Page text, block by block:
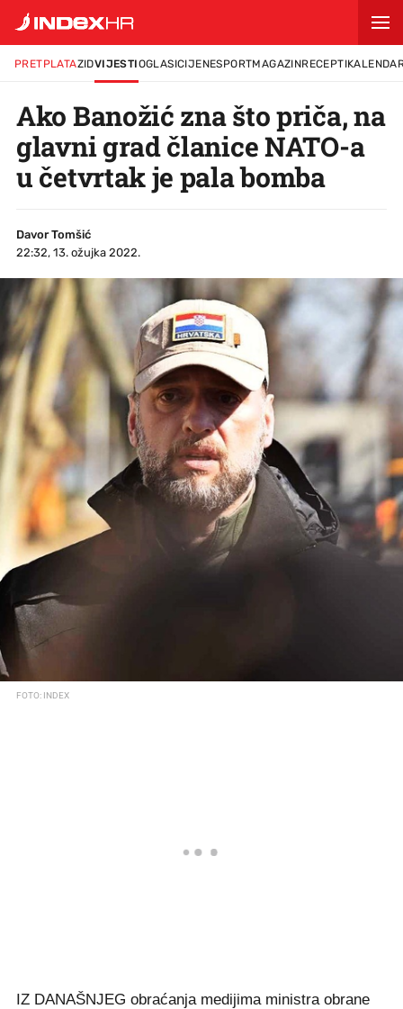
PRETPLATAZIDVIJESTIOGLASICIJENESPORTMAGAZINRECEPTI
Ako Banožić zna što priča, na
glavni grad članice NATO-a
u četvrtak je pala bomba
Davor Tomšić
22:32, 13. ožujka 2022.
FOTO: INDEX
IZ DANAŠNJEG obraćanja medijima ministra obrane